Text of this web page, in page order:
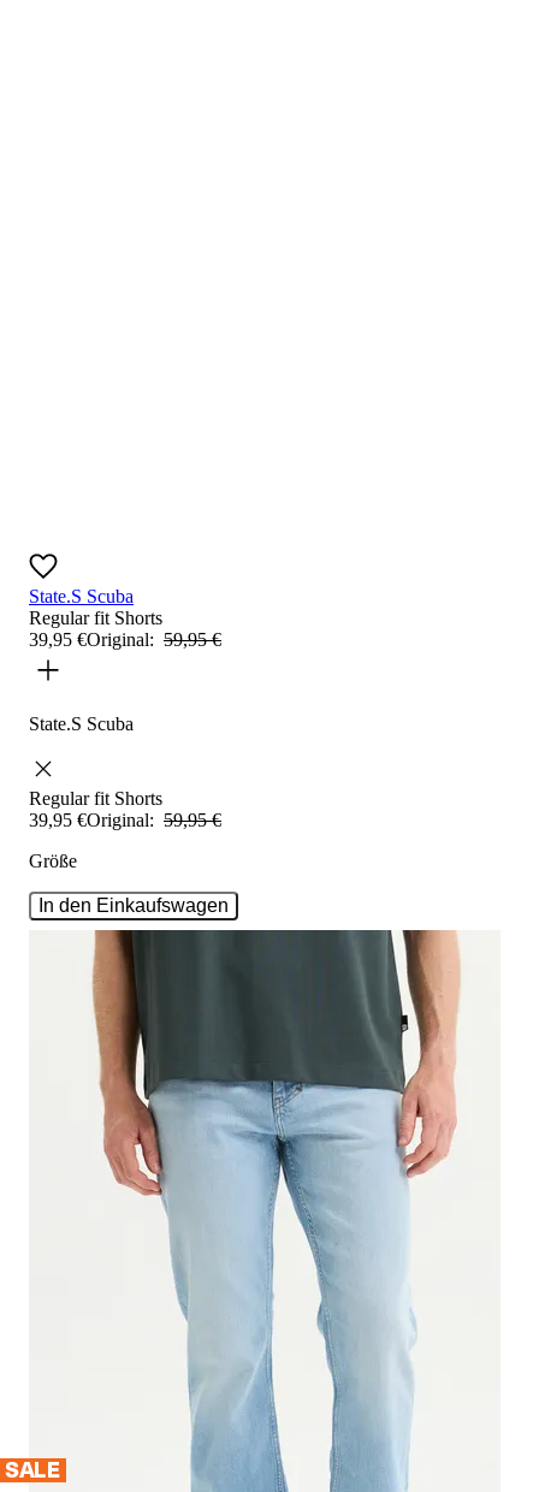
State.S Scuba
Regular fit Shorts
39,95 €Original: 59,95 €
State.S Scuba
Regular fit Shorts
39,95 €Original: 59,95 €
Größe
In den Einkaufswagen